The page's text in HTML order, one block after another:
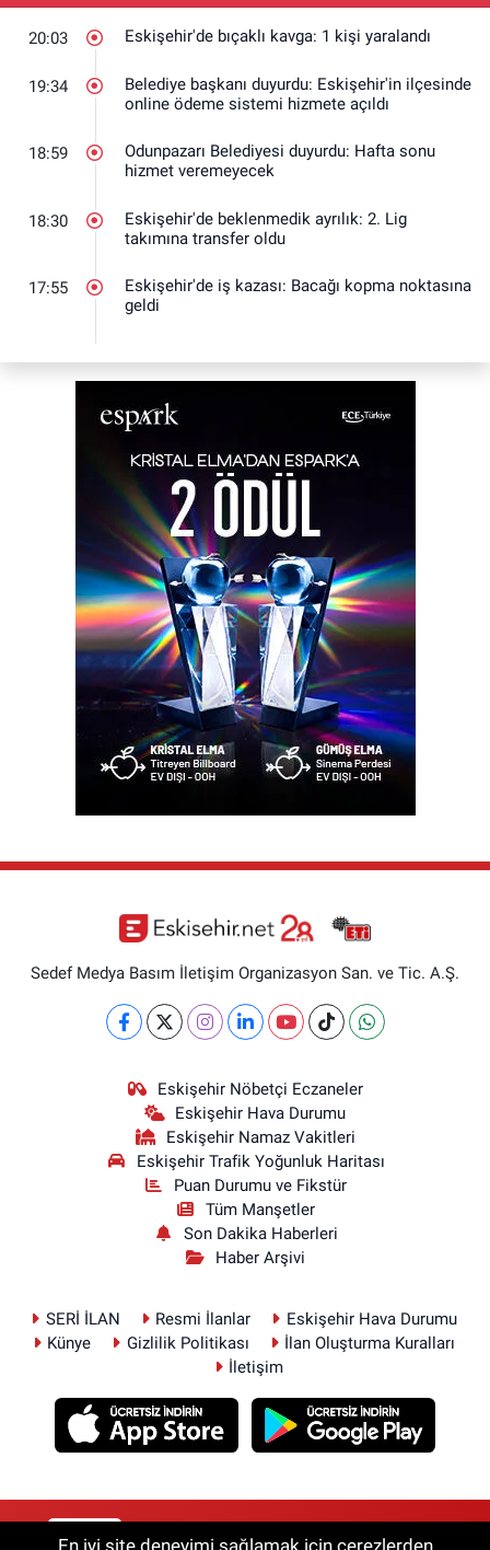
20:03 Eskişehir'de bıçaklı kavga: 1 kişi yaralandı
19:34
Belediye başkanı duyurdu: Eskişehir'in ilçesinde
online ödeme sistemi hizmete açıldı
18:59
Odunpazarı Belediyesi duyurdu: Hafta sonu
hizmet veremeyecek
18:30
Eskişehir'de beklenmedik ayrılık: 2. Lig
takımına transfer oldu
17:55
Eskişehir'de iş kazası: Bacağı kopma noktasına
geldi
Sedef Medya Basım İletişim Organizasyon San. ve Tic. A.Ş.
Eskişehir Nöbetçi Eczaneler
Eskişehir Hava Durumu
Eskişehir Namaz Vakitleri
Eskişehir Trafik Yoğunluk Haritası
Puan Durumu ve Fikstür
Tüm Manşetler
Son Dakika Haberleri
Haber Arşivi
SERİ İLAN Resmi İlanlar
Eskişehir Hava Durumu
Künye
Gizlilik Politikası
İlan Oluşturma Kuralları
İletişim
RSS Copyright © 2026. Her hakkı saklıdır.
En iyi site deneyimi sağlamak için çerezlerden